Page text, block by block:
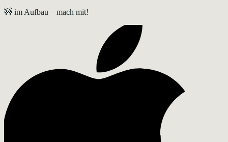
🚧 im Aufbau – mach mit!